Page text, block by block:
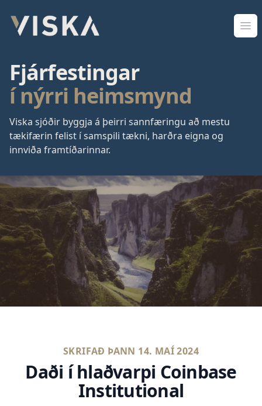
Viska Sjóðir
Fjárfestingar
í nýrri heimsmynd
Viska sjóðir byggja á þeirri sannfæringu að mestu
tækifærin felist í samspili tækni, harðra eigna og
innviða framtíðarinnar.
SKRIFAÐ ÞANN 14. MAÍ 2024
Daði í hlaðvarpi Coinbase
Institutional